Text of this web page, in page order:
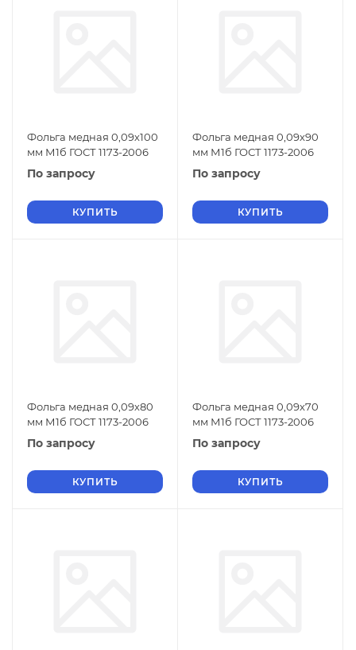
Фольга медная 0,09х100
мм М1б ГОСТ 1173-2006
По запросу
КУПИТЬ
Фольга медная 0,09х90
мм М1б ГОСТ 1173-2006
По запросу
КУПИТЬ
Фольга медная 0,09х80
мм М1б ГОСТ 1173-2006
По запросу
КУПИТЬ
Фольга медная 0,09х70
мм М1б ГОСТ 1173-2006
По запросу
КУПИТЬ